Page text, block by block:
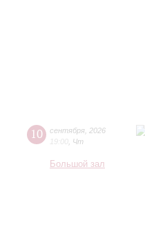
10 сентября 2026
19:00 Чт
Большой зал